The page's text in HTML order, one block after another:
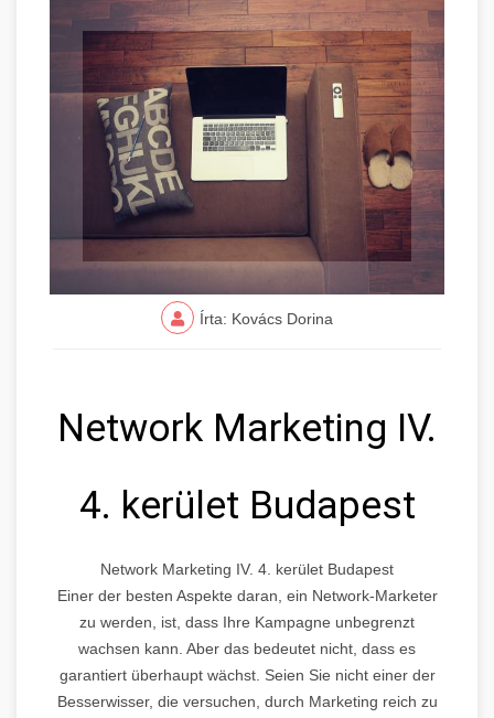
Írta: Kovács Dorina
Network Marketing IV.
4. kerület Budapest
Network Marketing IV. 4. kerület Budapest
Einer der besten Aspekte daran, ein Network-Marketer
zu werden, ist, dass Ihre Kampagne unbegrenzt
wachsen kann. Aber das bedeutet nicht, dass es
garantiert überhaupt wächst. Seien Sie nicht einer der
Besserwisser, die versuchen, durch Marketing reich zu